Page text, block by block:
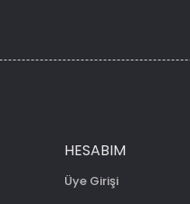
HESABIM
Üye Girişi